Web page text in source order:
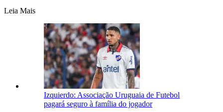
Leia Mais
Izquierdo: Associação Uruguaia de Futebol
pagará seguro à família do jogador